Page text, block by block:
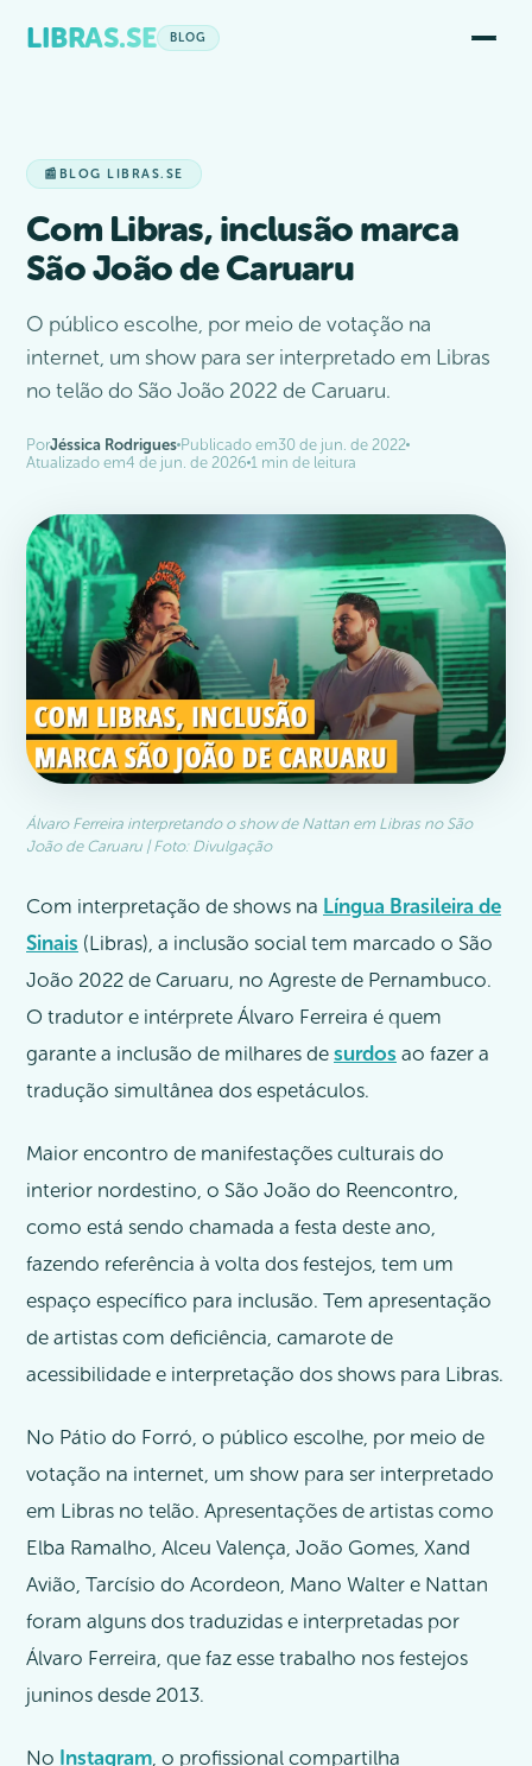
LIBRAS.SE BLOG
📰 BLOG LIBRAS.SE
Com Libras, inclusão marca
São João de Caruaru
O público escolhe, por meio de votação na
internet, um show para ser interpretado em Libras
no telão do São João 2022 de Caruaru.
PorJéssica Rodrigues Publicado em30 de jun. de 2022
Atualizado em4 de jun. de 2026 1 min de leitura
Álvaro Ferreira interpretando o show de Nattan em Libras no São
João de Caruaru | Foto: Divulgação
Com interpretação de shows na Língua Brasileira de
Sinais (Libras), a inclusão social tem marcado o São
João 2022 de Caruaru, no Agreste de Pernambuco.
O tradutor e intérprete Álvaro Ferreira é quem
garante a inclusão de milhares de surdos ao fazer a
tradução simultânea dos espetáculos.
Maior encontro de manifestações culturais do
interior nordestino, o São João do Reencontro,
como está sendo chamada a festa deste ano,
fazendo referência à volta dos festejos, tem um
espaço específico para inclusão. Tem apresentação
de artistas com deficiência, camarote de
acessibilidade e interpretação dos shows para Libras.
No Pátio do Forró, o público escolhe, por meio de
votação na internet, um show para ser interpretado
em Libras no telão. Apresentações de artistas como
Elba Ramalho, Alceu Valença, João Gomes, Xand
Avião, Tarcísio do Acordeon, Mano Walter e Nattan
foram alguns dos traduzidas e interpretadas por
Álvaro Ferreira, que faz esse trabalho nos festejos
juninos desde 2013.
No Instagram, o profissional compartilha